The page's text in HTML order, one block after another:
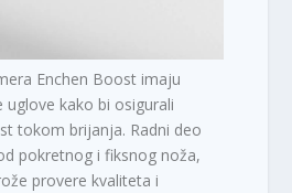
Enchen Boost imaju
uglove kako bi osigurali
tokom brijanja. Radni deo
pokretnog i fiksnog noža,
provere kvaliteta i